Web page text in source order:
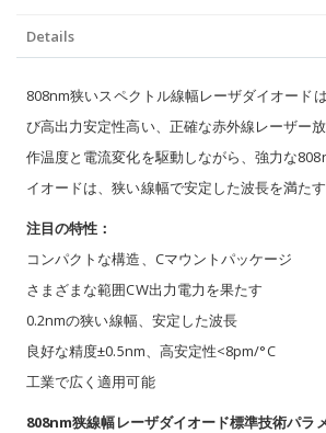
Details
808nm狭いスペクトル線幅レーザダイオード
び高出力安定性高い、正確な赤外線レーザー
作温度と電流変化を駆動しながら、強力な
イオードは、狭い線幅で安定した波長を満たす
注目の特性：
コンパクトな構造、Cマウントパッケージ
さまざまな範囲CW出力電力を果たす
0.2nmの狭い線幅、安定した波長
良好な精度±0.5nm、高安定性<8pm/°C
工業で広く適用可能
808nm狭線幅レーザダイオード標準技術パラ